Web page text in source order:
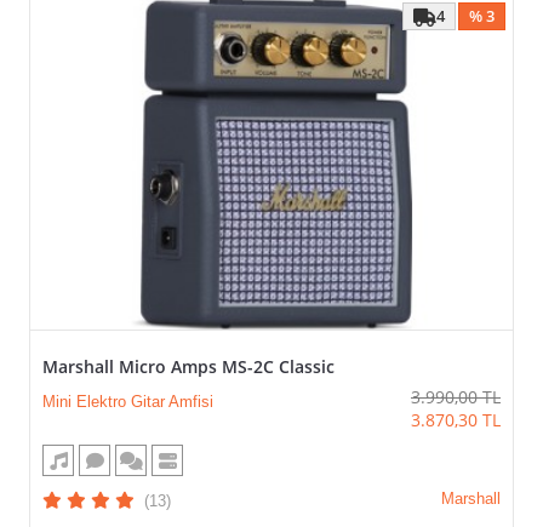
% 3
4
Marshall Micro Amps MS-2C Classic
Mini Elektro Gitar Amfisi 3.990,00 TL
3.870,30 TL
(13) Marshall